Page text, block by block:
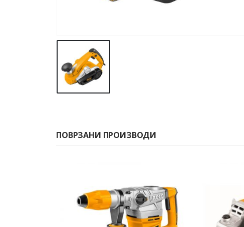
ПОВРЗАНИ ПРОИЗВОДИ